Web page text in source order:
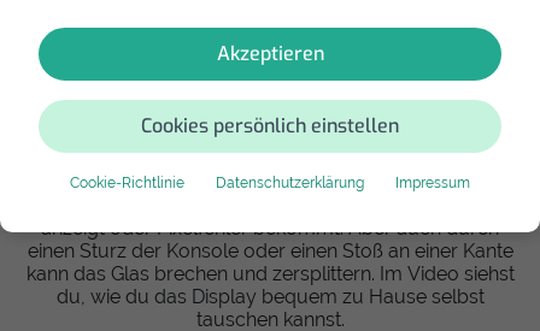
Akzeptieren
Cookies persönlich einstellen
Cookie-Richtlinie Datenschutzerklärung Impressum
Mittlerweile hat Nintendo das Problem behoben und alle
betroffenen Konsolen getauscht. Aber auch durch die
normale Nutzung können über Zeit verschiedene
Defekte auftreten.
anzeigt oder Pixelfehler bekommt. Aber auch durch
einen Sturz der Konsole oder einen Stoß an einer Kante
kann das Glas brechen und zersplittern. Im Video siehst
du, wie du das Display bequem zu Hause selbst
tauschen kannst.